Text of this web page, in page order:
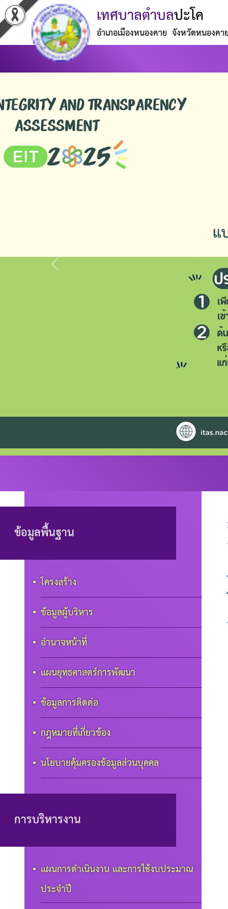
เทศบาลตำบลปะโค
อำเภอเมืองหนองคาย จังหวัดหนองคา
Previous
ข้อมูลพื้นฐาน
โครงสร้าง
ข้อมูลผู้บริหาร
อำนาจหน้าที่
แผนยุทธศาสตร์การพัฒนา
ข้อมูลการติดต่อ
กฎหมายที่เกี่ยวข้อง
นโยบายคุ้มครองข้อมูลส่วนบุคคล
การบริหารงาน
แผนการดำเนินงาน และการใช้งบประมาณ
ประจำปี